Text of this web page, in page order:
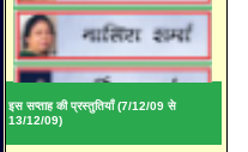
इस सप्ताह की प्रस्तुतियाँ (7/12/09 से
13/12/09)